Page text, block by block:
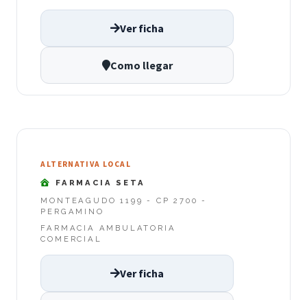
Ver ficha
Como llegar
ALTERNATIVA LOCAL
FARMACIA SETA
MONTEAGUDO 1199 - CP 2700 -
PERGAMINO
FARMACIA AMBULATORIA
COMERCIAL
Ver ficha